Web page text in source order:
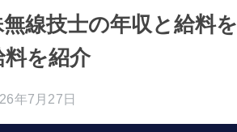
線技士の年収と給料
を紹介
年7月27日